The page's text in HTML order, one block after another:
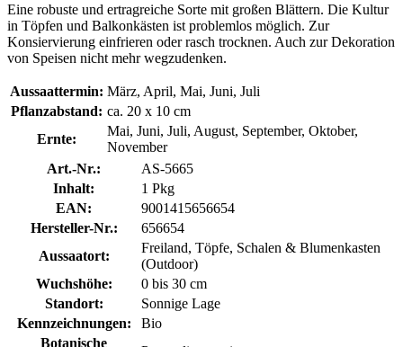
Eine robuste und ertragreiche Sorte mit großen Blättern. Die Kultur
in Töpfen und Balkonkästen ist problemlos möglich. Zur
Konsiervierung einfrieren oder rasch trocknen. Auch zur Dekoration
von Speisen nicht mehr wegzudenken.
Aussaattermin: März, April, Mai, Juni, Juli
Pflanzabstand: ca. 20 x 10 cm
Ernte:
Mai, Juni, Juli, August, September, Oktober,
November
Art.-Nr.:
AS-5665
Inhalt:
1 Pkg
EAN:
9001415656654
Hersteller-Nr.:
656654
Aussaatort:
Freiland, Töpfe, Schalen & Blumenkasten
(Outdoor)
Wuchshöhe:
0 bis 30 cm
Standort:
Sonnige Lage
Kennzeichnungen:
Bio
Botanische